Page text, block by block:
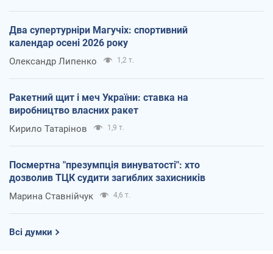
Два супертурніри Магучіх: спортивний
календар осені 2026 року
Олександр Липенко 1,2 т.
Ракетний щит і меч України: ставка на
виробництво власних ракет
Кирило Татарінов 1,9 т.
Посмертна "презумпція винуватості": хто
дозволив ТЦК судити загиблих захисників
Марина Ставнійчук 4,6 т.
Всі думки